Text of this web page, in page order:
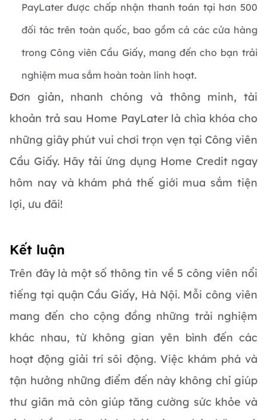
PayLater được chấp nhận thanh toán tại hơn 500
đối tác trên toàn quốc, bao gồm cả các cửa hàng
trong Công viên Cầu Giấy, mang đến cho bạn trải
nghiệm mua sắm hoàn toàn linh hoạt.
Đơn giản, nhanh chóng và thông minh, tài
khoản trả sau Home PayLater là chìa khóa cho
những giây phút vui chơi trọn vẹn tại Công viên
Cầu Giấy. Hãy tải ứng dụng Home Credit ngay
hôm nay và khám phá thế giới mua sắm tiện
lợi, ưu đãi!
Kết luận
Trên đây là một số thông tin về 5 công viên nổi
tiếng tại quận Cầu Giấy, Hà Nội. Mỗi công viên
mang đến cho cộng đồng những trải nghiệm
khác nhau, từ không gian yên bình đến các
hoạt động giải trí sôi động. Việc khám phá và
tận hưởng những điểm đến này không chỉ giúp
thư giãn mà còn giúp tăng cường sức khỏe và